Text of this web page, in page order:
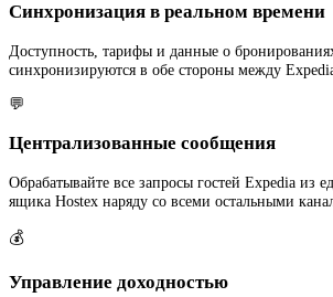
Синхронизация в реальном времени
Доступность, тарифы и данные о
синхронизируются в обе стороны между
💬
Централизованные сообщения
Обрабатывайте все запросы гостей Expedia из
ящика Hostex наряду со всеми остальными
💰
Управление доходностью